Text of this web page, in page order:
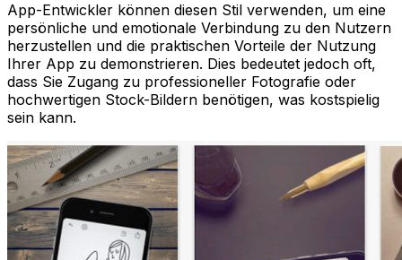
App-Entwickler können diesen Stil verwenden, um eine
persönliche und emotionale Verbindung zu den Nutzern
herzustellen und die praktischen Vorteile der Nutzung
Ihrer App zu demonstrieren. Dies bedeutet jedoch oft,
dass Sie Zugang zu professioneller Fotografie oder
hochwertigen Stock-Bildern benötigen, was kostspielig
sein kann.